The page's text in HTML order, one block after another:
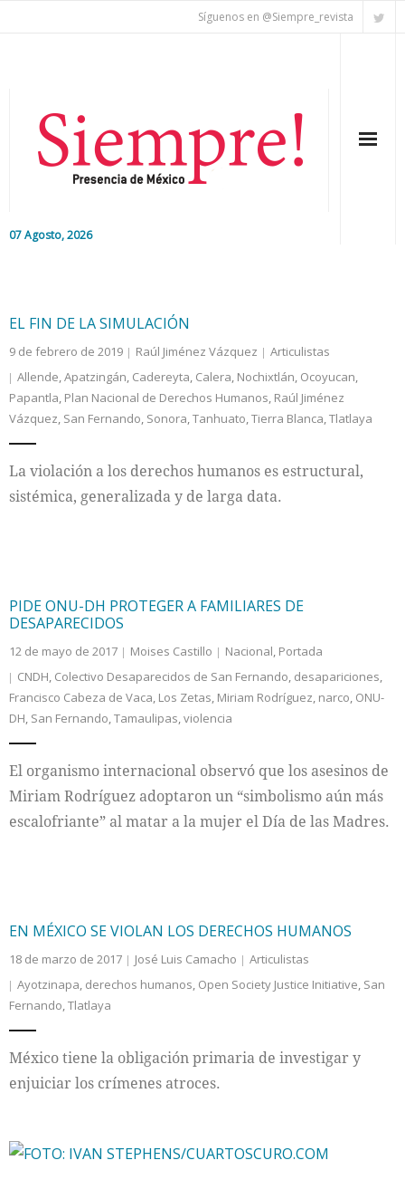
Síguenos en @Siempre_revista
07 Agosto, 2026
Nacional
Colaboradores
Cultura
EL FIN DE LA SIMULACIÓN
9 de febrero de 2019 Raúl Jiménez Vázquez
Articulistas
Allende,Apatzingán, Cadereyta, Calera, Nochixtlán, Ocoyucan,
Papantla, Plan Nacional de Derechos Humanos, Raúl Jiménez
Vázquez, San Fernando, Sonora,Tanhuato,Tierra Blanca,Tlatlaya
La violación a los derechos humanos es estructural,
sistémica, generalizada y de larga data.
PIDE ONU-DH PROTEGER A FAMILIARES DE
DESAPARECIDOS
12 de mayo de 2017 Moises Castillo Nacional, Portada
CNDH, Colectivo Desaparecidos de San Fernando, desapariciones,
Francisco Cabeza de Vaca, Los Zetas, Miriam Rodríguez, narco, ONU-
DH, San Fernando,Tamaulipas,violencia
El organismo internacional observó que los asesinos de
Miriam Rodríguez adoptaron un “simbolismo aún más
escalofriante” al matar a la mujer el Día de las Madres.
EN MÉXICO SE VIOLAN LOS DERECHOS HUMANOS
18 de marzo de 2017 José Luis Camacho
Articulistas
Ayotzinapa, derechos humanos, Open Society Justice Initiative, San
Fernando,Tlatlaya
México tiene la obligación primaria de investigar y
enjuiciar los crímenes atroces.